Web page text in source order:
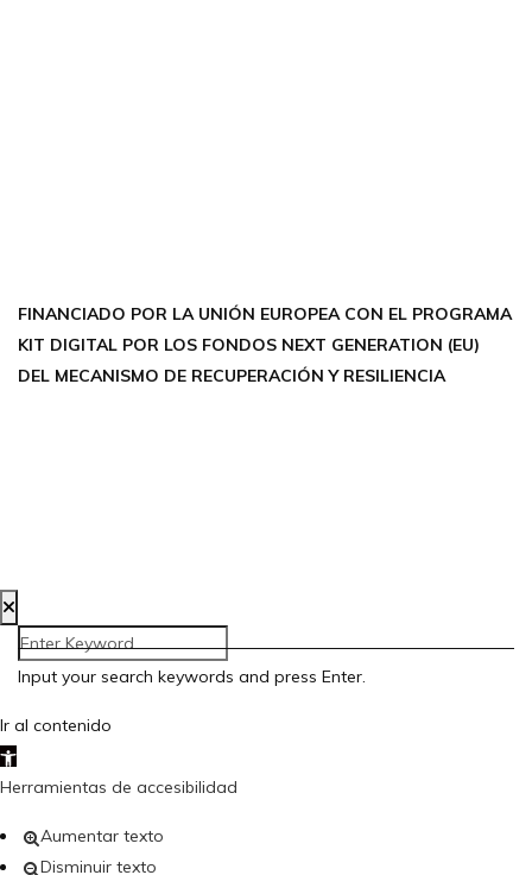
FINANCIADO POR LA UNIÓN EUROPEA CON EL PROGRAMA
KIT DIGITAL POR LOS FONDOS NEXT GENERATION (EU)
DEL MECANISMO DE RECUPERACIÓN Y RESILIENCIA
Input your search keywords and press Enter.
Ir al contenido
Abrir barra de herramientas
Herramientas de accesibilidad
Aumentar texto
Disminuir texto